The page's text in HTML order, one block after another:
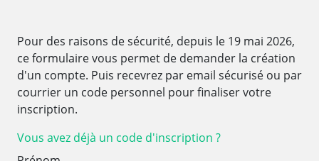
Pour des raisons de sécurité, depuis le 19 mai 2026,
ce formulaire vous permet de demander la création
d'un compte. Puis recevrez par email sécurisé ou par
courrier un code personnel pour finaliser votre
inscription.
Vous avez déjà un code d'inscription ?